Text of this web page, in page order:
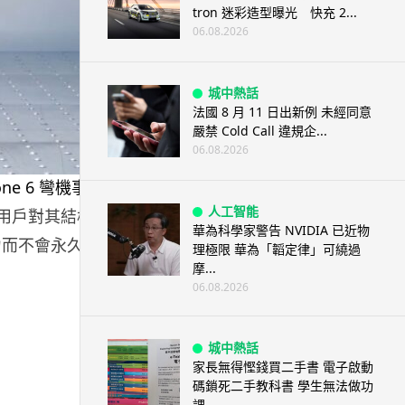
對其結構
不會永久變
tron 迷彩造型曝光 快充 2...
06.08.2026
城中熱話
法國 8 月 11 日出新例 未經同意
嚴禁 Cold Call 違規企...
06.08.2026
人工智能
華為科學家警告 NVIDIA 已近物
理極限 華為「韜定律」可繞過
摩...
06.08.2026
城中熱話
家長無得慳錢買二手書 電子啟動
碼鎖死二手教科書 學生無法做功